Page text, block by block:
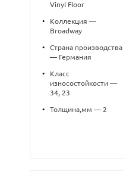
Vinyl Floor
•
Коллекция —
Broadway
•
Страна производства
— Германия
•
Класс
износостойкости —
34, 23
• Толщина,мм — 2